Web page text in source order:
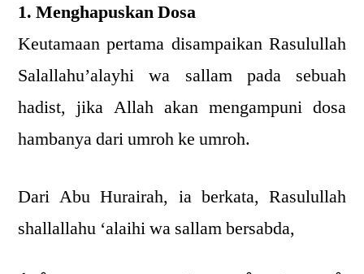
1. Menghapuskan Dosa
Keutamaan pertama disampaikan Rasulullah
Salallahu’alayhi wa sallam pada sebuah
hadist, jika Allah akan mengampuni dosa
hambanya dari umroh ke umroh.
Dari Abu Hurairah, ia berkata, Rasulullah
shallallahu ‘alaihi wa sallam bersabda,